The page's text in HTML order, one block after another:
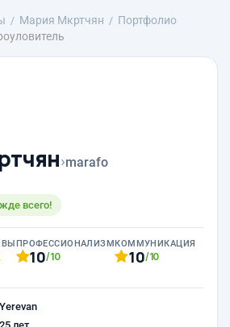
Mария Мкртчян
Портфолио
›marafo
всего!
ПРОФЕССИОНАЛИЗМ
10/10
КОММУНИКАЦИЯ
10/10
Yerevan